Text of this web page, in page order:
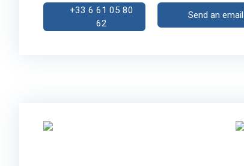
+33 6 61 05 80
62
Send an email